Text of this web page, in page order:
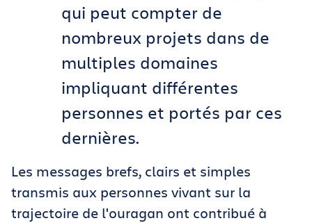
qui peut compter de
nombreux projets dans de
multiples domaines
impliquant différentes
personnes et portés par ces
dernières.
Les messages brefs, clairs et simples
transmis aux personnes vivant sur la
trajectoire de l'ouragan ont contribué à